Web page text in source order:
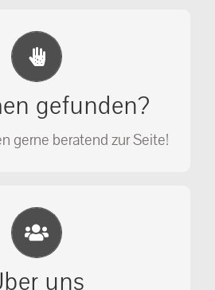
gefunden?
gerne beratend zur Seite!
Maßnahmen
kann Leben retten!
uns
Schutz e.V.
nicht weg, wir retten!